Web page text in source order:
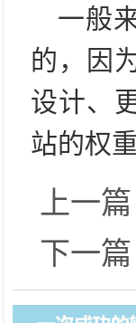
一般
的，因
设计、
站的权
上一
下一